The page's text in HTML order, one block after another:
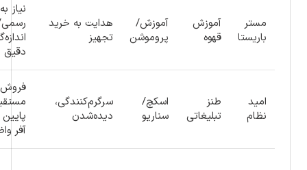
مستر
باریستا
آموزش
قهوه
آموزش/
پروموشن
هدایت به خرید
تجهیز
نیاز
دقیق
امید
نظام
طنز
تبلیغاتی
اسکچ/
سناریو
سرگرم‌کنندگی،
دیده‌شدن
فروش
آفر